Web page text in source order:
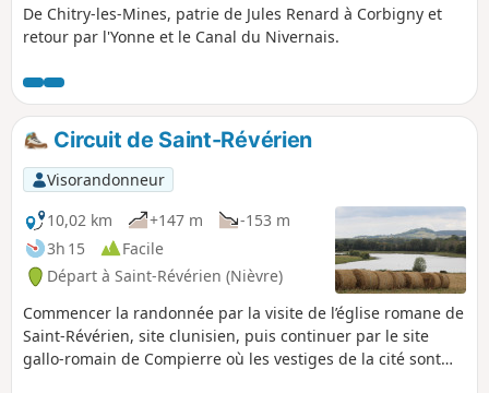
De Chitry-les-Mines, patrie de Jules Renard à Corbigny et
retour par l'Yonne et le Canal du Nivernais.
Circuit de Saint-Révérien
Visorandonneur
10,02 km
+147 m
-153 m
3h 15
Facile
Départ à Saint-Révérien (Nièvre)
Commencer la randonnée par la visite de l’église romane de
Saint-Révérien, site clunisien, puis continuer par le site
gallo-romain de Compierre où les vestiges de la cité sont